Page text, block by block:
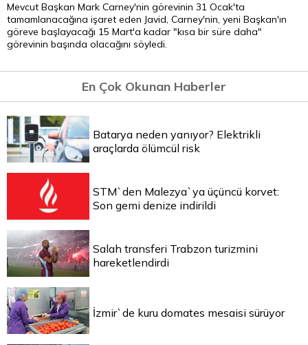
Mevcut Başkan Mark Carney'nin görevinin 31 Ocak'ta
tamamlanacağına işaret eden Javid, Carney'nin, yeni Başkan'ın
göreve başlayacağı 15 Mart'a kadar "kısa bir süre daha"
görevinin başında olacağını söyledi.
En Çok Okunan Haberler
Batarya neden yanıyor? Elektrikli
araçlarda ölümcül risk
STM`den Malezya`ya üçüncü korvet:
Son gemi denize indirildi
Salah transferi Trabzon turizmini
hareketlendirdi
İzmir`de kuru domates mesaisi sürüyor